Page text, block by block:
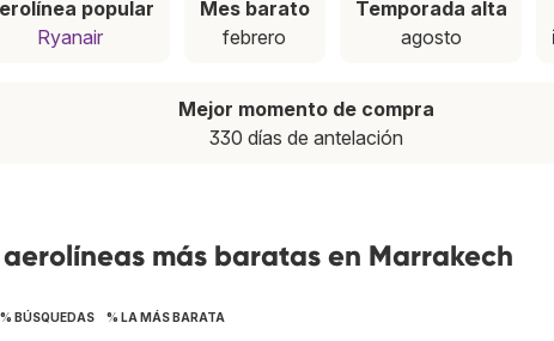
popular
Ryanair
Mes barato
febrero
Temporada alta
agosto
Mejor momento de compra
330 días de antelación
más baratas en Marrakech
% BÚSQUEDAS % LA MÁS BARATA